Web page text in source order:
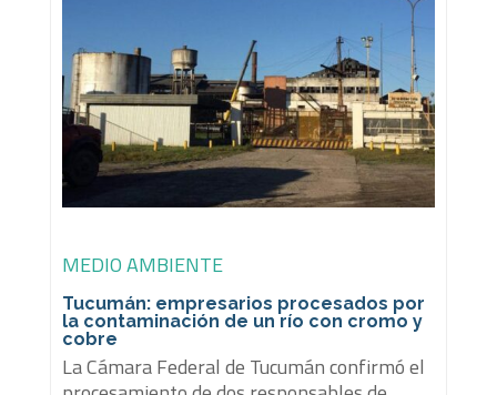
MEDIO AMBIENTE
Tucumán: empresarios procesados por
la contaminación de un río con cromo y
cobre
La Cámara Federal de Tucumán confirmó el